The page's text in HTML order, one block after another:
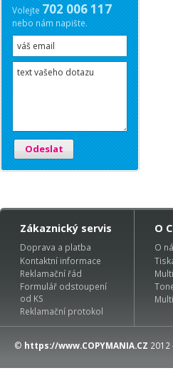
Volejte702 006 117
nebo nám napište.
Odeslat
Zákaznický servis
Doprava a platba
Kontaktní informace
Reklamační řád
Formulář odstoupení
od KS
Reklamační protokol
O
O
© https://www.COPYMANIA.CZ 2012